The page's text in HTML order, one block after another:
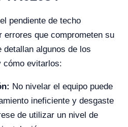
pendiente de techo
errores que comprometen su
algunos de los
cómo evitarlos:
No nivelar el equipo puede
ineficiente y desgaste
de utilizar un nivel de